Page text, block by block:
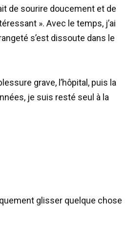
de sourire doucement et de
». Avec le temps, j’ai
s’est dissoute dans le
grave, l’hôpital, puis la
je suis resté seul à la
glisser quelque chose